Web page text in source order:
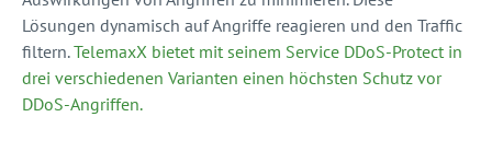
Lösungen dynamisch auf Angriffe reagieren und den Traffic
filtern.TelemaxX bietet mit seinem Service DDoS-Protect in
drei verschiedenen Varianten einen höchsten Schutz vor
DDoS-Angriffen.